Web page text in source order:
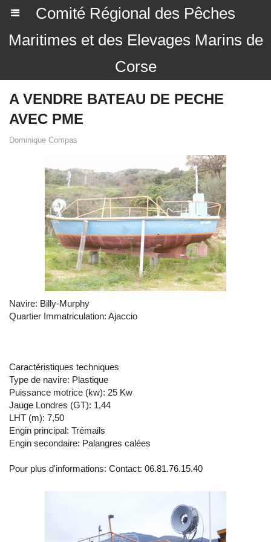
Comité Régional des Pêches
Maritimes et des Elevages Marins de
Corse
A VENDRE BATEAU DE PECHE
AVEC PME
Dominique Compas
Navire: Billy-Murphy
Quartier Immatriculation: Ajaccio
Caractéristiques techniques
Type de navire: Plastique
Puissance motrice (kw): 25 Kw
Jauge Londres (GT): 1,44
LHT (m): 7,50
Engin principal: Trémails
Engin secondaire: Palangres calées
Pour plus d'informations: Contact: 06.81.76.15.40